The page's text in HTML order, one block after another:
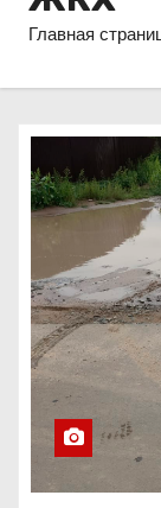
у
Главная